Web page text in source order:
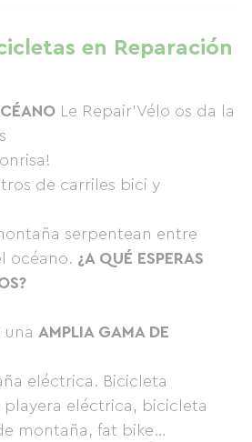
en Reparación
Le Repair'Vélo os da la
de carriles bici y
serpentean entre
océano. ¿A QUÉ ESPERAS
una AMPLIA GAMA DE
eléctrica. Bicicleta
eléctrica, bicicleta
montaña, fat bike…